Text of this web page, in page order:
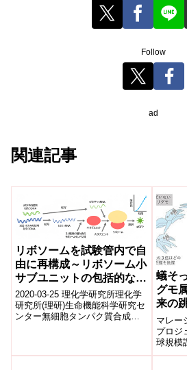
Follow
ad
関連記事
リボソームを試験管内で自
由に再構成～リボソーム小
サブユニットの包括的な解
析が可能に～
2020-03-25 理化学研究所理化学
研究所(理研)生命機能科学研究セ
ンター無細胞タンパク質合成研
蟻そ
グモ
来の
下し
マレー
プロジ
球規模
力プロ
年6月